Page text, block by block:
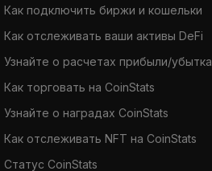
Как подключить биржи и кошельки
Как отслеживать ваши активы DeFi
Узнайте о расчетах прибыли/убытка
Как торговать на CoinStats
Узнайте о наградах CoinStats
Как отслеживать NFT на CoinStats
Статус CoinStats